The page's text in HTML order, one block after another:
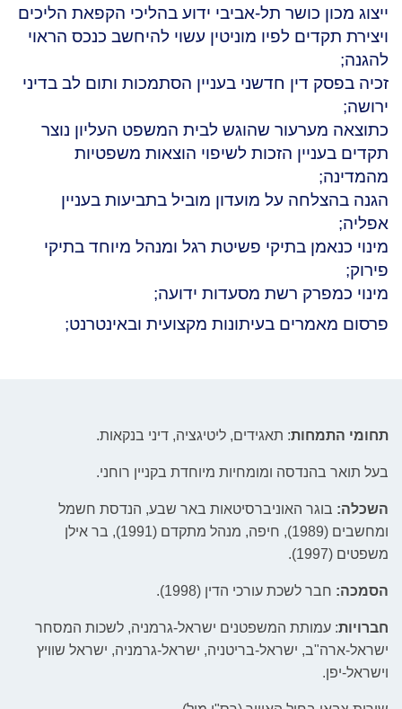
ייצוג מכון כושר תל-אביבי ידוע בהליכי הקפאת הליכים
ויצירת תקדים לפיו מוניטין עשוי להיחשב כנכס הראוי
להגנה;
זכיה בפסק דין חדשני בעניין הסתמכות ותום לב בדיני
ירושה;
כתוצאה מערעור שהוגש לבית המשפט העליון נוצר
תקדים בעניין הזכות לשיפוי הוצאות משפטיות
מהמדינה;
הגנה בהצלחה על מועדון מוביל בתביעות בעניין
אפליה;
מינוי כנאמן בתיקי פשיטת רגל ומנהל מיוחד בתיקי
פירוק;
מינוי כמפרק רשת מסעדות ידועה;
פרסום מאמרים בעיתונות מקצועית ובאינטרנט;
תחומי התמחות: תאגידים, ליטיגציה, דיני בנקאות.
בעל תואר בהנדסה ומומחיות מיוחדת בקניין רוחני.
השכלה: בוגר האוניברסיטאות באר שבע, הנדסת חשמל
ומחשבים (1989), חיפה, מנהל מתקדם (1991), בר אילן
משפטים (1997).
הסמכה: חבר לשכת עורכי הדין (1998).
חברויות: עמותת המשפטנים ישראל-גרמניה, לשכות המסחר
ישראל-ארה"ב, ישראל-בריטניה, ישראל-גרמניה, ישראל שוויץ
וישראל-יפן.